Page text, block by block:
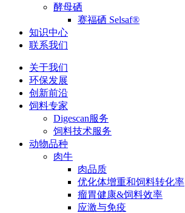
酵母硒
赛福硒 Selsaf®
知识中心
联系我们
关于我们
环保发展
创新前沿
饲料专家
Digescan服务
饲料技术服务
动物品种
肉牛
肉品质
优化体增重和饲料转化率
瘤胃健康&饲料效率
应激与免疫